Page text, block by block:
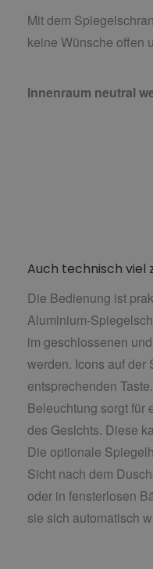
Mit dem
keine Wünsche offen
Innenraum neutral
Auch technisch viel
Die Bedienung ist
Aluminium-
im geschlossenen
werden. Icons auf
entsprechenden
Beleuchtung sorgt für
des Gesichts. Diese
Die optionale
Sicht nach dem
oder in fensterlosen
sie sich automatisch